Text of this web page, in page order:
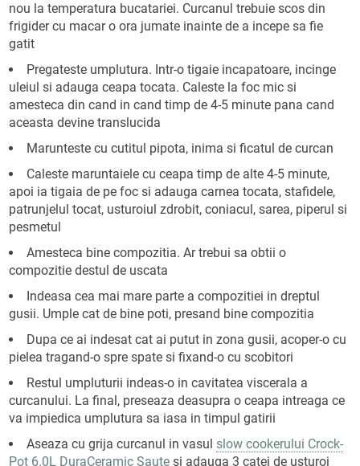
nou la temperatura bucatariei. Curcanul trebuie scos din
frigider cu macar o ora jumate inainte de a incepe sa fie
gatit
Pregateste umplutura. Intr-o tigaie incapatoare, incinge
uleiul si adauga ceapa tocata. Caleste la foc mic si
amesteca din cand in cand timp de 4-5 minute pana cand
aceasta devine translucida
Marunteste cu cutitul pipota, inima si ficatul de curcan
Caleste maruntaiele cu ceapa timp de alte 4-5 minute,
apoi ia tigaia de pe foc si adauga carnea tocata, stafidele,
patrunjelul tocat, usturoiul zdrobit, coniacul, sarea, piperul si
pesmetul
Amesteca bine compozitia. Ar trebui sa obtii o
compozitie destul de uscata
Indeasa cea mai mare parte a compozitiei in dreptul
gusii. Umple cat de bine poti, presand bine compozitia
Dupa ce ai indesat cat ai putut in zona gusii, acoper-o cu
pielea tragand-o spre spate si fixand-o cu scobitori
Restul umpluturii indeas-o in cavitatea viscerala a
curcanului. La final, preseaza deasupra o ceapa intreaga ce
va impiedica umplutura sa iasa in timpul gatirii
Aseaza cu grija curcanul in vasul slow cookerului Crock-
Pot 6.0L DuraCeramic Saute si adauga 3 catei de usturoi